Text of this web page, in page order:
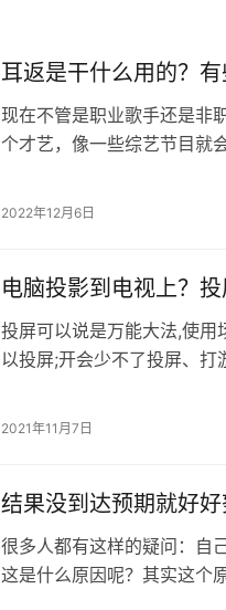
耳返是干什么用的？
现在不管是职业歌手还是非
个才艺，像一些综艺节目就
2022年12月6日
电脑投影到电视上？
投屏可以说是万能大法,使
以投屏;开会少不了投屏、打
2021年11月7日
结果没到达预期就好
很多人都有这样的疑问：自
这是什么原因呢？其实这个